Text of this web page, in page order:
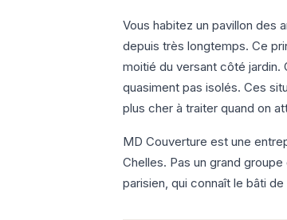
Vous habitez un pavillon des
depuis très longtemps. Ce
moitié du versant côté jardin.
quasiment pas isolés. Ces
plus cher à traiter quand on
MD Couverture est une
Chelles. Pas un grand
parisien, qui connaît le bâti